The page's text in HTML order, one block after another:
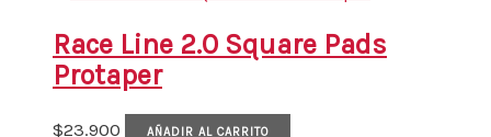
Race Line 2.0 Square Pads
Protaper
$23.900 AÑADIR AL CARRITO